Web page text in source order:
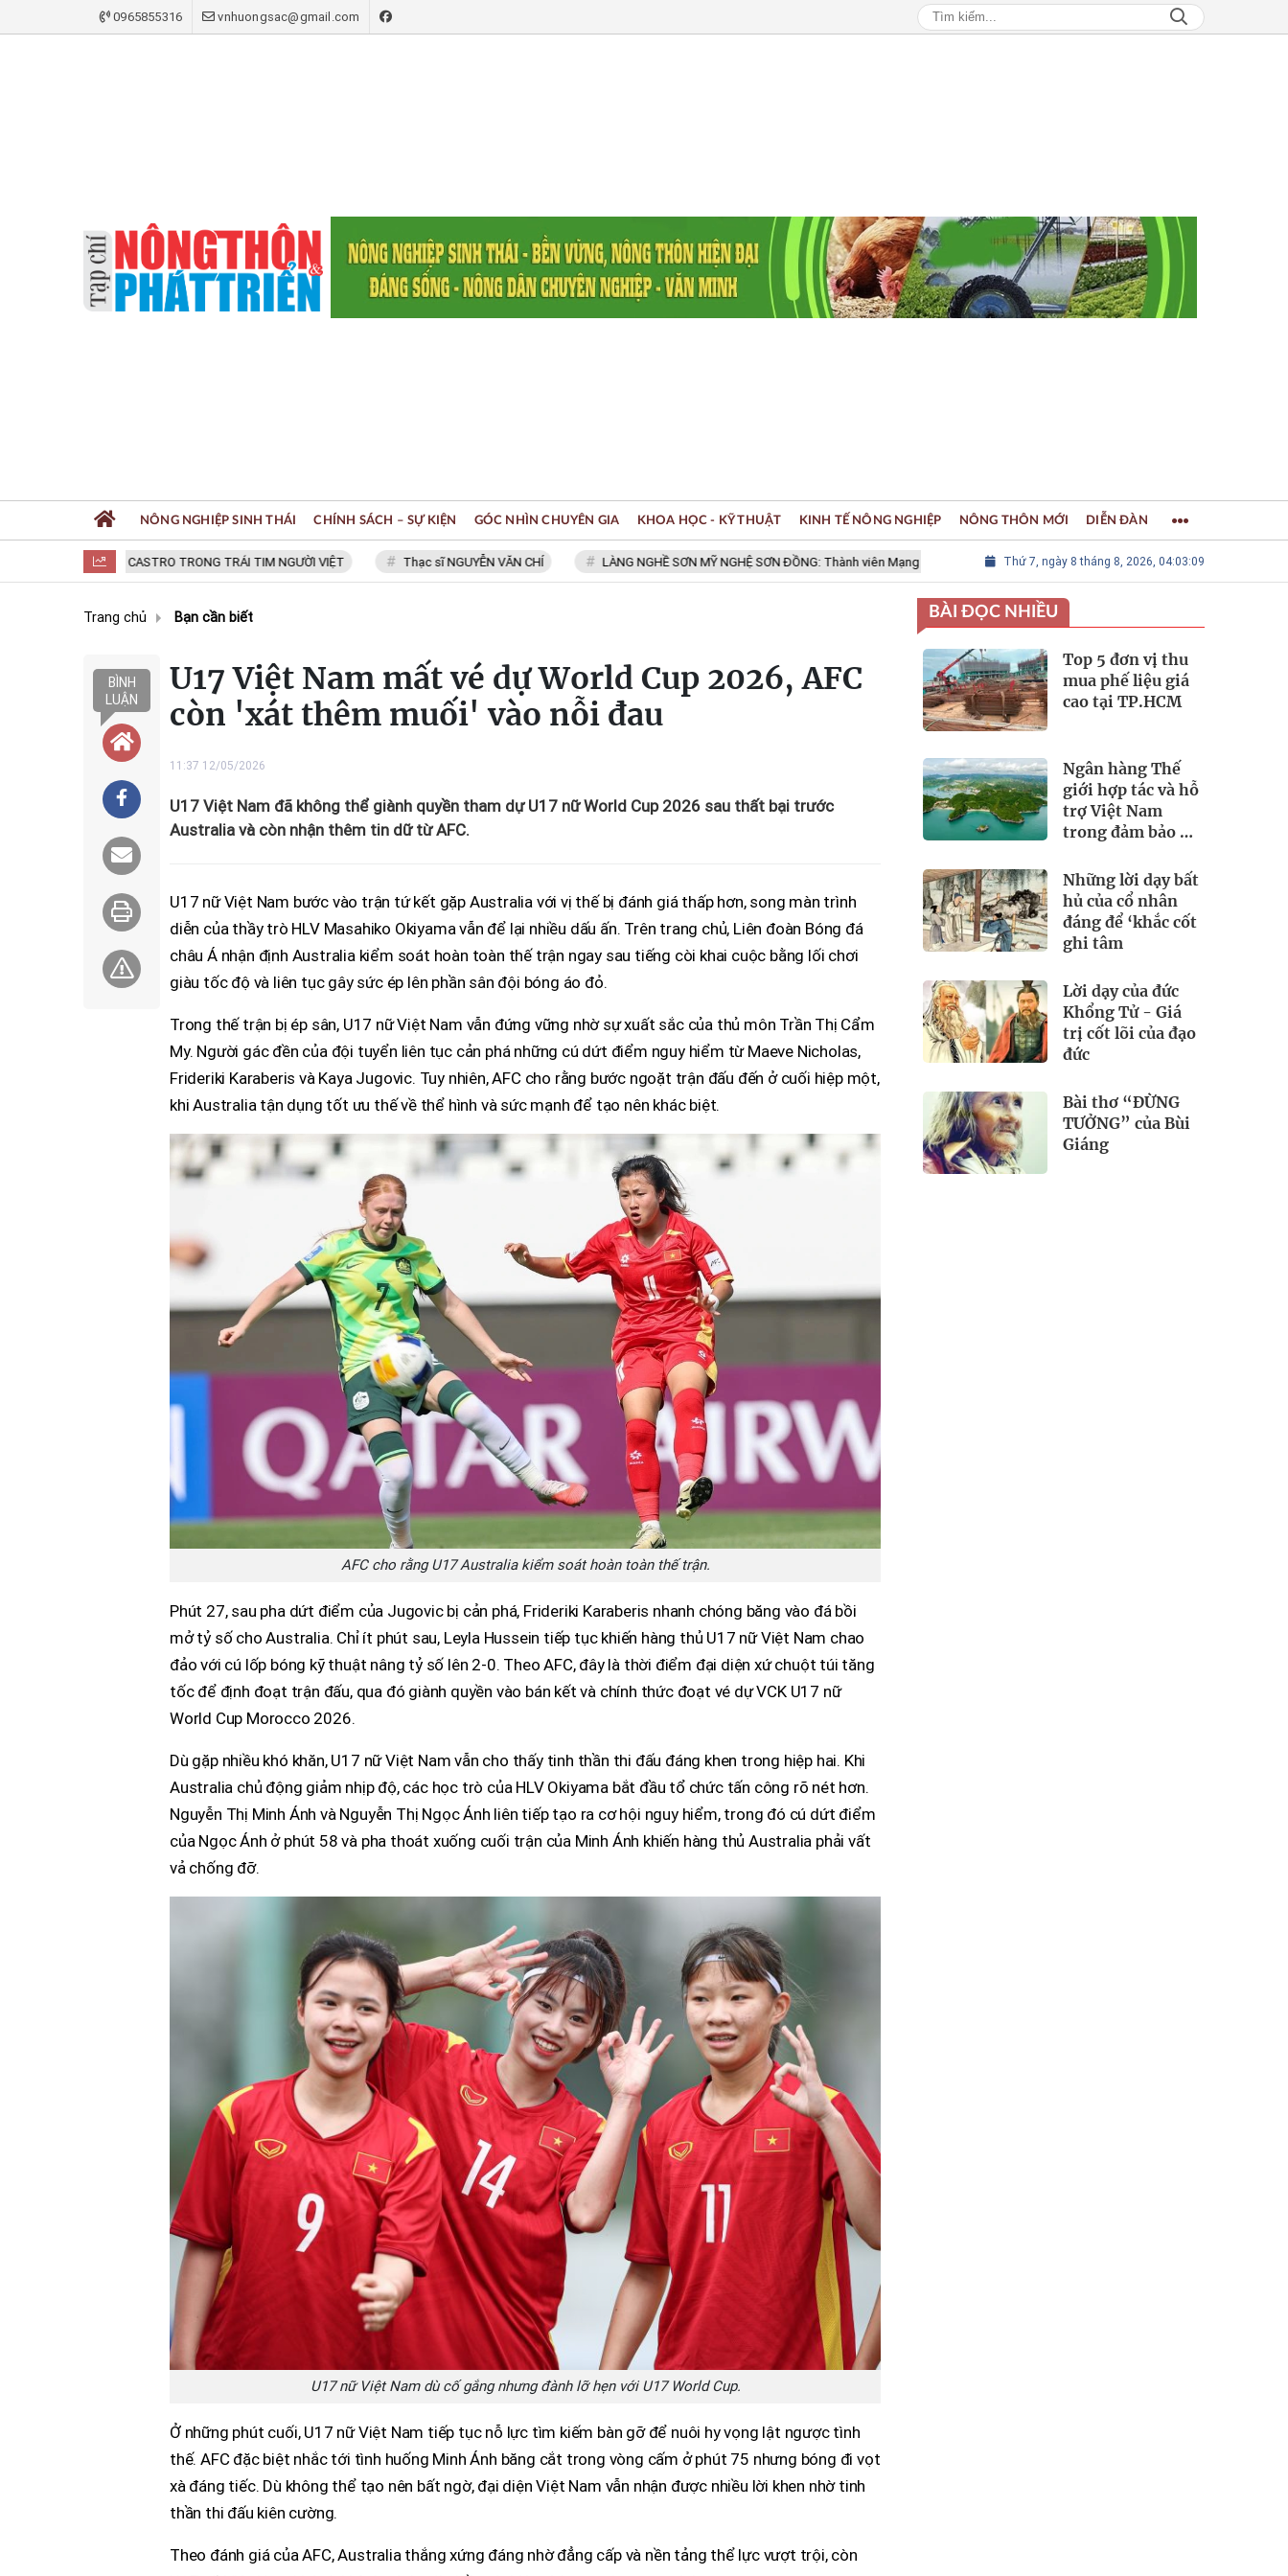
0965855316 vnhuongsac@gmail.com
FIDEL CASTRO TRONG TRÁI TIM NGƯỜI VIỆT Thạc sĩ NGUYỄN VĂN CHÍ LÀNG NGHỀ SƠN MỸ NGHỆ SƠN ĐỒNG: Thành viên Mạng lưới các Thành phố Thủ công sáng tạo Thế giới LÀNG NGHỀ
Thứ 7, ngày 8 tháng 8, 2026, 04:03:11
NÔNG NGHIỆP SINH THÁI CHÍNH SÁCH – SỰ KIỆN GÓC NHÌN CHUYÊN GIA KHOA HỌC - KỸ THUẬT KINH TẾ NÔNG NGHIỆP NÔNG THÔN MỚI DIỄN ĐÀN
Trang chủ Bạn cần biết
BÌNH
LUẬN
U17 Việt Nam mất vé dự World Cup 2026, AFC
còn 'xát thêm muối' vào nỗi đau
11:37 12/05/2026
U17 Việt Nam đã không thể giành quyền tham dự U17 nữ World Cup 2026 sau thất bại trước
Australia và còn nhận thêm tin dữ từ AFC.
U17 nữ Việt Nam bước vào trận tứ kết gặp Australia với vị thế bị đánh giá thấp hơn, song màn trình
diễn của thầy trò HLV Masahiko Okiyama vẫn để lại nhiều dấu ấn. Trên trang chủ, Liên đoàn Bóng đá
châu Á nhận định Australia kiểm soát hoàn toàn thế trận ngay sau tiếng còi khai cuộc bằng lối chơi
giàu tốc độ và liên tục gây sức ép lên phần sân đội bóng áo đỏ.
Trong thế trận bị ép sân, U17 nữ Việt Nam vẫn đứng vững nhờ sự xuất sắc của thủ môn Trần Thị Cẩm
My. Người gác đền của đội tuyển liên tục cản phá những cú dứt điểm nguy hiểm từ Maeve Nicholas,
Frideriki Karaberis và Kaya Jugovic. Tuy nhiên, AFC cho rằng bước ngoặt trận đấu đến ở cuối hiệp một,
khi Australia tận dụng tốt ưu thế về thể hình và sức mạnh để tạo nên khác biệt.
AFC cho rằng U17 Australia kiểm soát hoàn toàn thế trận.
Phút 27, sau pha dứt điểm của Jugovic bị cản phá, Frideriki Karaberis nhanh chóng băng vào đá bồi
mở tỷ số cho Australia. Chỉ ít phút sau, Leyla Hussein tiếp tục khiến hàng thủ U17 nữ Việt Nam chao
đảo với cú lốp bóng kỹ thuật nâng tỷ số lên 2-0. Theo AFC, đây là thời điểm đại diện xứ chuột túi tăng
tốc để định đoạt trận đấu, qua đó giành quyền vào bán kết và chính thức đoạt vé dự VCK U17 nữ
World Cup Morocco 2026.
Dù gặp nhiều khó khăn, U17 nữ Việt Nam vẫn cho thấy tinh thần thi đấu đáng khen trong hiệp hai. Khi
Australia chủ động giảm nhịp độ, các học trò của HLV Okiyama bắt đầu tổ chức tấn công rõ nét hơn.
Nguyễn Thị Minh Ánh và Nguyễn Thị Ngọc Ánh liên tiếp tạo ra cơ hội nguy hiểm, trong đó cú dứt điểm
của Ngọc Ánh ở phút 58 và pha thoát xuống cuối trận của Minh Ánh khiến hàng thủ Australia phải vất
vả chống đỡ.
U17 nữ Việt Nam dù cố gắng nhưng đành lỡ hẹn với U17 World Cup.
Ở những phút cuối, U17 nữ Việt Nam tiếp tục nỗ lực tìm kiếm bàn gỡ để nuôi hy vọng lật ngược tình
thế. AFC đặc biệt nhắc tới tình huống Minh Ánh băng cắt trong vòng cấm ở phút 75 nhưng bóng đi vọt
xà đáng tiếc. Dù không thể tạo nên bất ngờ, đại diện Việt Nam vẫn nhận được nhiều lời khen nhờ tinh
thần thi đấu kiên cường.
Theo đánh giá của AFC, Australia thắng xứng đáng nhờ đẳng cấp và nền tảng thể lực vượt trội, còn
BÀI ĐỌC NHIỀU
Top 5 đơn vị thu
mua phế liệu giá
cao tại TP.HCM
Ngân hàng Thế
giới hợp tác và hỗ
trợ Việt Nam
trong đảm bảo an
Những lời dạy bất
hủ của cổ nhân
đáng để ‘khắc cốt
ghi tâm
Lời dạy của đức
Khổng Tử - Giá
trị cốt lõi của đạo
đức
Bài thơ “ĐỪNG
TƯỞNG” của Bùi
Giáng